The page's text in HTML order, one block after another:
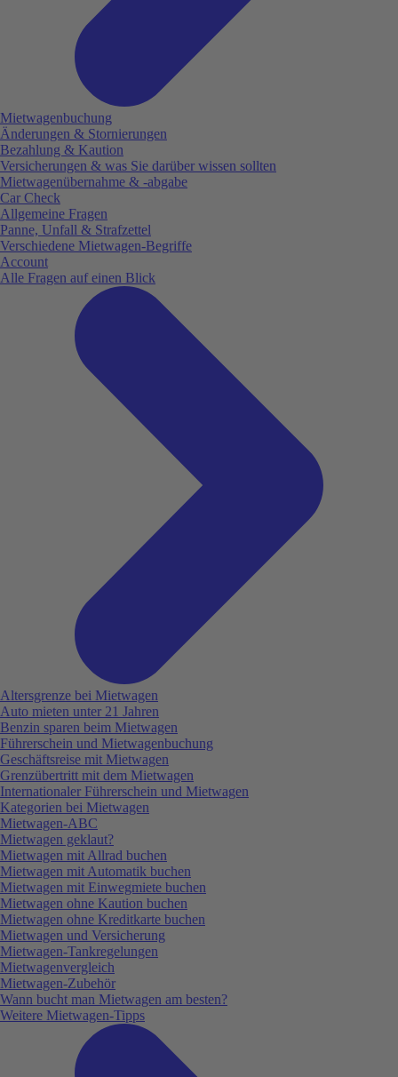
Mietwagenbuchung
Änderungen & Stornierungen
Bezahlung & Kaution
Versicherungen & was Sie darüber wissen sollten
Mietwagenübernahme & -abgabe
Car Check
Allgemeine Fragen
Panne, Unfall & Strafzettel
Verschiedene Mietwagen-Begriffe
Account
Alle Fragen auf einen Blick
Altersgrenze bei Mietwagen
Auto mieten unter 21 Jahren
Benzin sparen beim Mietwagen
Führerschein und Mietwagenbuchung
Geschäftsreise mit Mietwagen
Grenzübertritt mit dem Mietwagen
Internationaler Führerschein und Mietwagen
Kategorien bei Mietwagen
Mietwagen-ABC
Mietwagen geklaut?
Mietwagen mit Allrad buchen
Mietwagen mit Automatik buchen
Mietwagen mit Einwegmiete buchen
Mietwagen ohne Kaution buchen
Mietwagen ohne Kreditkarte buchen
Mietwagen und Versicherung
Mietwagen-Tankregelungen
Mietwagenvergleich
Mietwagen-Zubehör
Wann bucht man Mietwagen am besten?
Weitere Mietwagen-Tipps